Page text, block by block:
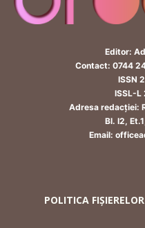
Editor:
Contact: 0744
ISSN
ISSL-
Adresa redacției:
Bl. I2,
Email:
POLITICA